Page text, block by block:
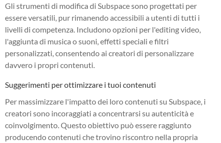
Gli strumenti di modifica di Subspace sono progettati per
essere versatili, pur rimanendo accessibili a utenti di tutti i
livelli di competenza. Includono opzioni per l'editing video,
l'aggiunta di musica o suoni, effetti speciali e filtri
personalizzati, consentendo ai creatori di personalizzare
davvero i propri contenuti.
Suggerimenti per ottimizzare i tuoi contenuti
Per massimizzare l'impatto dei loro contenuti su Subspace, i
creatori sono incoraggiati a concentrarsi su autenticità e
coinvolgimento. Questo obiettivo può essere raggiunto
producendo contenuti che trovino riscontro nella propria